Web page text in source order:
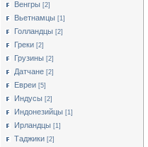
Венгры [2]
Вьетнамцы [1]
Голландцы [2]
Греки [2]
Грузины [2]
Датчане [2]
Евреи [5]
Индусы [2]
Индонезийцы [1]
Ирландцы [1]
Таджики [2]